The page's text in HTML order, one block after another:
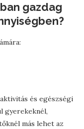
gazdag
és egészségi
gyerekeknél,
más lehet az